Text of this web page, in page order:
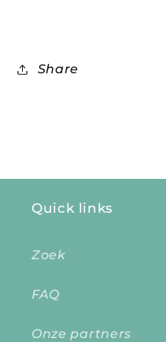
Share
Quick links
Zoek
FAQ
Onze partners